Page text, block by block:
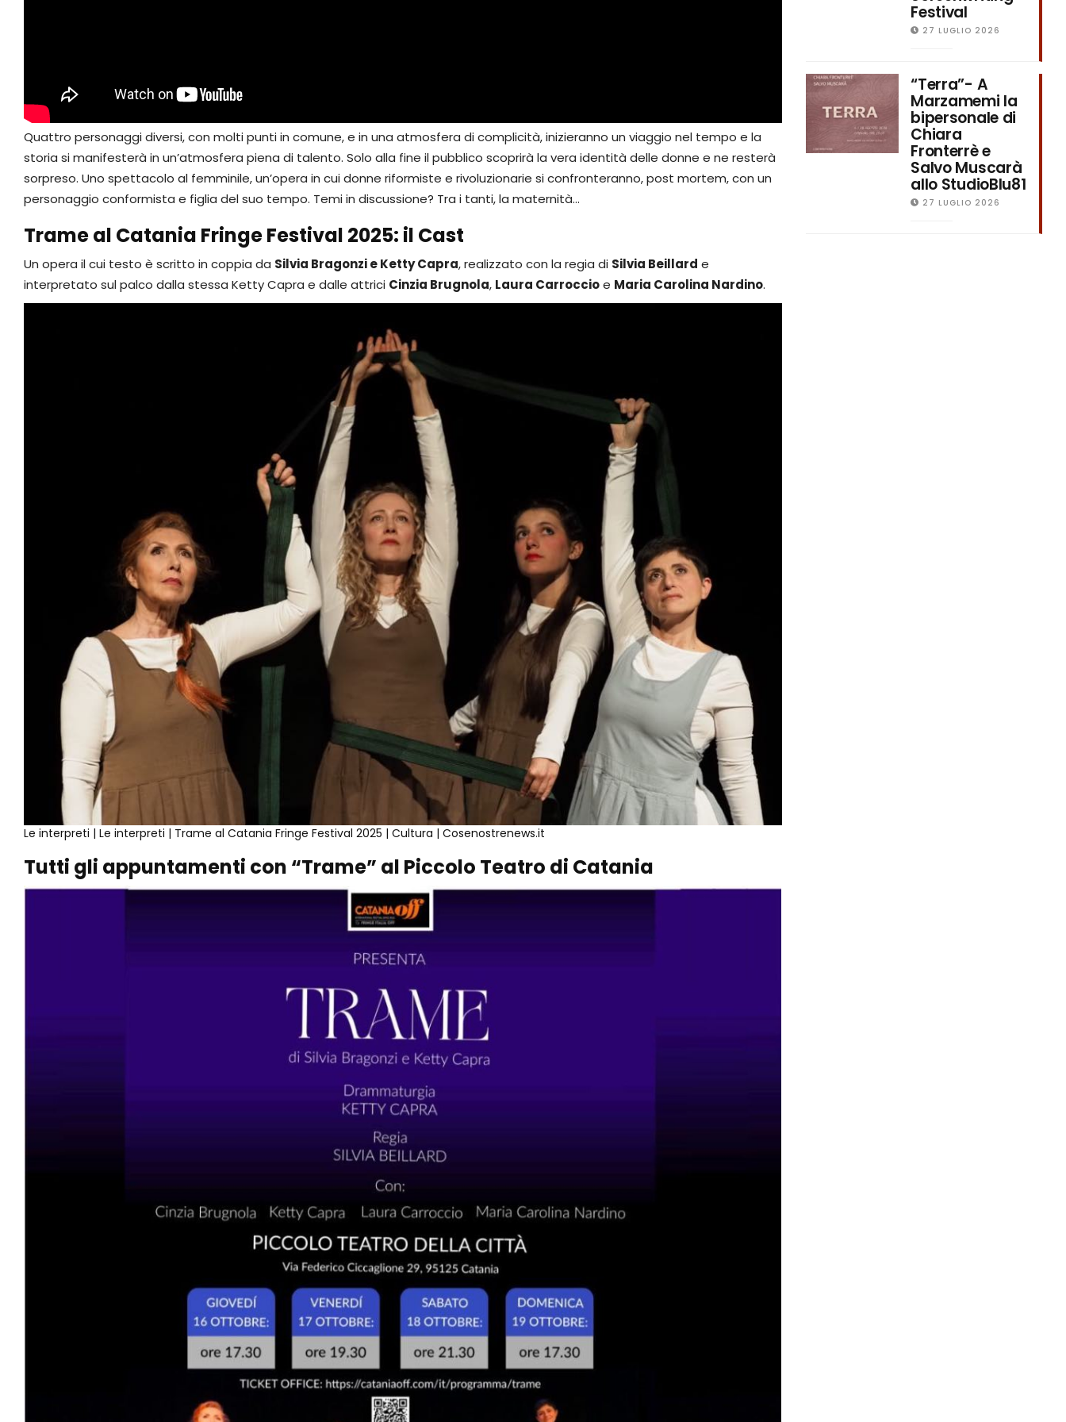
Quattro personaggi diversi, con molti punti in comune, e in una atmosfera di complicità, inizieranno un viaggio nel tempo e la
storia si manifesterà in un’atmosfera piena di talento. Solo alla fine il pubblico scoprirà la vera identità delle donne e ne resterà
sorpreso. Uno spettacolo al femminile, un’opera in cui donne riformiste e rivoluzionarie si confronteranno, post mortem, con un
personaggio conformista e figlia del suo tempo. Temi in discussione? Tra i tanti, la maternità…
Trame al Catania Fringe Festival 2025: il Cast
Un opera il cui testo è scritto in coppia da Silvia Bragonzi e Ketty Capra, realizzato con la regia di Silvia Beillard e
interpretato sul palco dalla stessa Ketty Capra e dalle attrici Cinzia Brugnola, Laura Carroccioe Maria Carolina Nardino.
Le interpreti | Le interpreti | Trame al Catania Fringe Festival 2025 | Cultura | Cosenostrenews.it
Tutti gli appuntamenti con “Trame” al Piccolo Teatro di Catania
Festival
27 LUGLIO 2026
“Terra”- A
Marzamemi la
bipersonale di
Chiara
Fronterrè e
Salvo Muscarà
allo StudioBlu81
27 LUGLIO 2026